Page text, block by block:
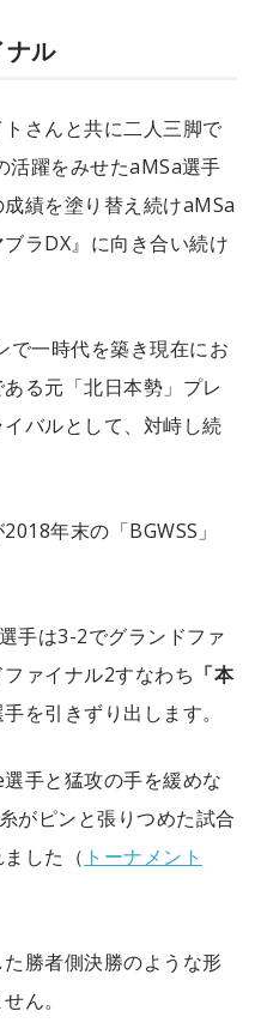
ナル
さんと共に二人三脚で
活躍をみせたaMSa選手
績を塗り替え続けaMSa
ラDX』に向き合い続け
で一時代を築き現在にお
る元「北日本勢」プレ
バルとして、対峙し続
年末の「BGWSS」
手は3-2でグランドファ
ァイナル2すなわち 「本
を引きずり出します。
手と猛攻の手を緩めな
がピンと張りつめた試合
した（ トーナメント
勝者側決勝のような形
ん。